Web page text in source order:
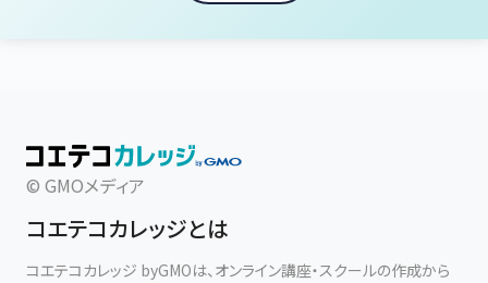
© GMOメディア
コエテコカレッジとは
コエテコカレッジ byGMOは、オンライン講座・スクールの作成から